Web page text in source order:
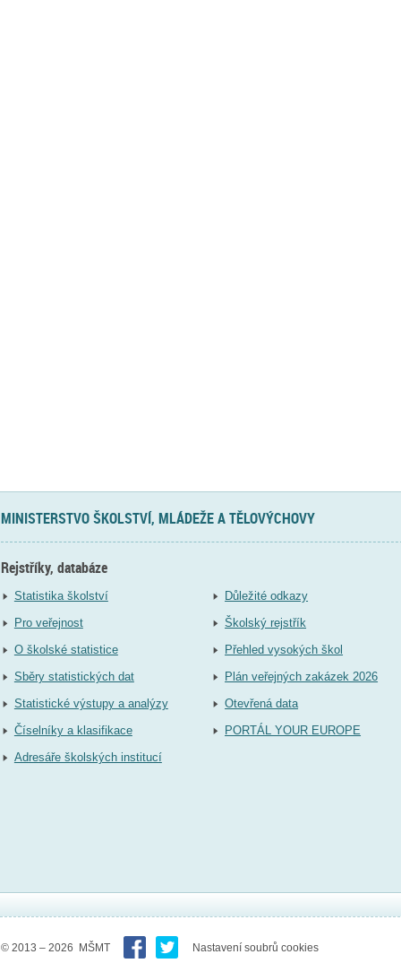
MINISTERSTVO ŠKOLSTVÍ, MLÁDEŽE A TĚLOVÝCHOVY
Rejstříky, databáze
Statistika školství
Pro veřejnost
O školské statistice
Sběry statistických dat
Statistické výstupy a analýzy
Číselníky a klasifikace
Adresáře školských institucí
Důležité odkazy
Školský rejstřík
Přehled vysokých škol
Plán veřejných zakázek 2026
Otevřená data
PORTÁL YOUR EUROPE
© 2013 – 2026 MŠMT Nastavení soubrů cookies